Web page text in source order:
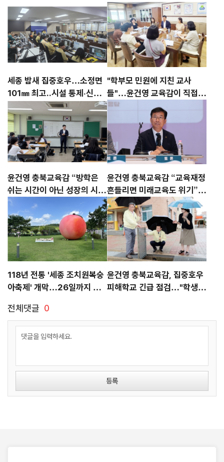
세종 밤새 집중호우…소정면
101㎜ 최고..시설 통제·신속
복구로 피해 최소화
"학부모 민원에 지친 교사
들"…윤건영 교육감이 직접
들은 현장 목소리
윤건영 충북교육감 “방학은
쉬는 시간이 아닌 성장의 시
간”
윤건영 충북교육감 “교육재정
흔들리면 미래교육도 위기”…
교부금 개편 우려
118년 전통 '세종 조치원복숭
아축제' 개막…26일까지 풍
윤건영 충북교육감, 집중호우
피해학교 긴급 점검…"학생
전체댓글 0
등록